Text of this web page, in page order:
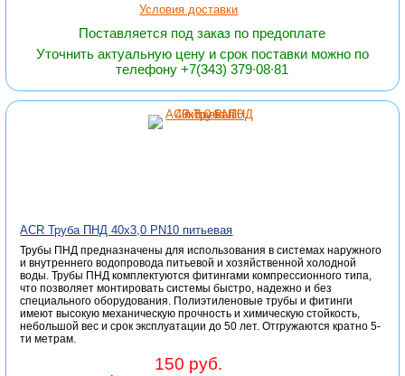
Условия доставки
Поставляется под заказ по предоплате
Уточнить актуальную цену и срок поставки можно по
телефону +7(343) 379∙08∙81
ACR Труба ПНД 40х3,0 PN10 питьевая
Трубы ПНД предназначены для использования в системах наружного
и внутреннего водопровода питьевой и хозяйственной холодной
воды. Трубы ПНД комплектуются фитингами компрессионного типа,
что позволяет монтировать системы быстро, надежно и без
специального оборудования. Полиэтиленовые трубы и фитинги
имеют высокую механическую прочность и химическую стойкость,
небольшой вес и срок эксплуатации до 50 лет. Отгружаются кратно 5-
ти метрам.
150 руб.